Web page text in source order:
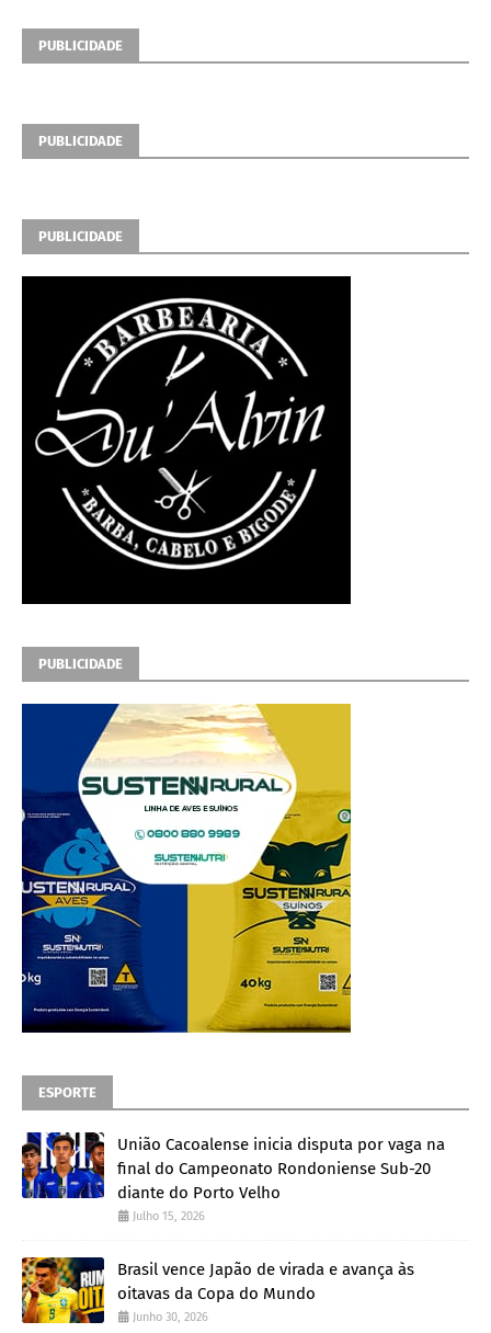
PUBLICIDADE
PUBLICIDADE
PUBLICIDADE
PUBLICIDADE
ESPORTE
União Cacoalense inicia disputa por vaga na
final do Campeonato Rondoniense Sub-20
diante do Porto Velho
Julho 15, 2026
Brasil vence Japão de virada e avança às
oitavas da Copa do Mundo
Junho 30, 2026